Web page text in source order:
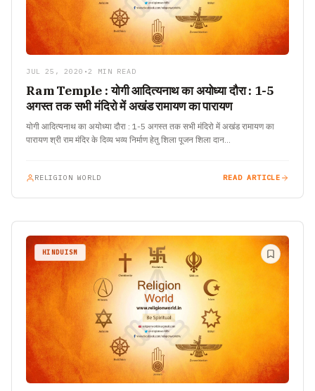
JUL 25, 2020 •2 MIN READ
Ram Temple : योगी आदित्यनाथ का अयोध्या दौरा : 1-5
अगस्त तक सभी मंदिरो में अखंड रामायण का पारायण
योगी आदित्यनाथ का अयोध्या दौरा : 1-5 अगस्त तक सभी मंदिरो में अखंड रामायण का
पारायण श्री राम मंदिर के दिव्य भव्य निर्माण हेतु शिला पूजन शिला दान…
RELIGION WORLD READ ARTICLE
HINDUISM